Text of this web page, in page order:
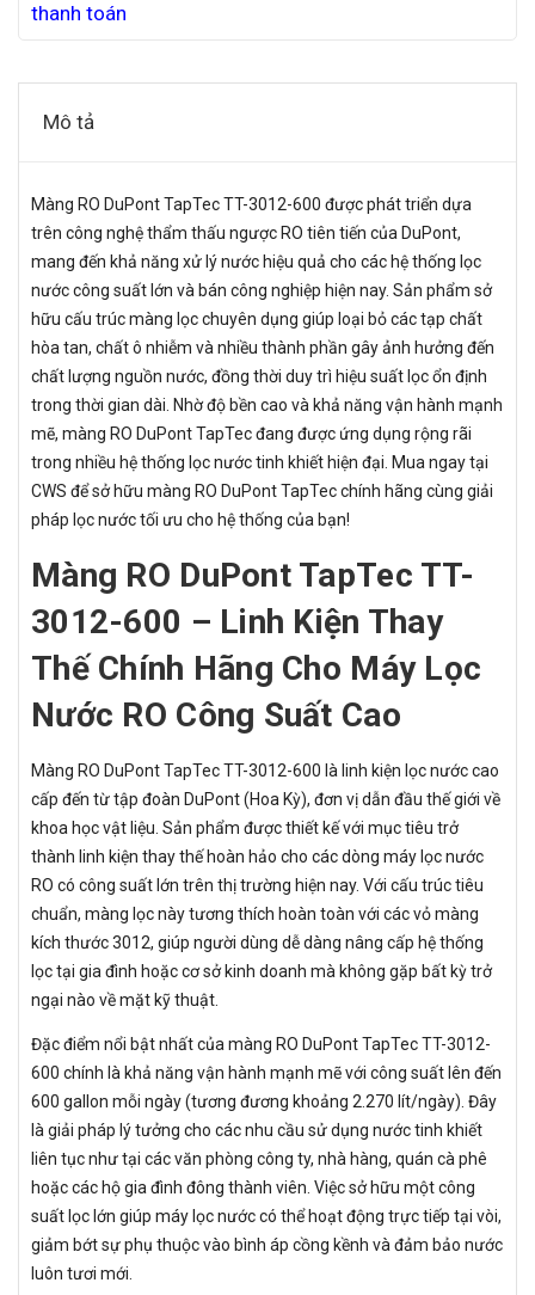
thanh toán
Mô tả
Màng RO DuPont TapTec TT-3012-600 được phát triển dựa
trên công nghệ thẩm thấu ngược RO tiên tiến của DuPont,
mang đến khả năng xử lý nước hiệu quả cho các hệ thống lọc
nước công suất lớn và bán công nghiệp hiện nay. Sản phẩm sở
hữu cấu trúc màng lọc chuyên dụng giúp loại bỏ các tạp chất
hòa tan, chất ô nhiễm và nhiều thành phần gây ảnh hưởng đến
chất lượng nguồn nước, đồng thời duy trì hiệu suất lọc ổn định
trong thời gian dài. Nhờ độ bền cao và khả năng vận hành mạnh
mẽ, màng RO DuPont TapTec đang được ứng dụng rộng rãi
trong nhiều hệ thống lọc nước tinh khiết hiện đại. Mua ngay tại
CWS để sở hữu màng RO DuPont TapTec chính hãng cùng giải
pháp lọc nước tối ưu cho hệ thống của bạn!
Màng RO DuPont TapTec TT-
3012-600 – Linh Kiện Thay
Thế Chính Hãng Cho Máy Lọc
Nước RO Công Suất Cao
Màng RO DuPont TapTec TT-3012-600 là linh kiện lọc nước cao
cấp đến từ tập đoàn DuPont (Hoa Kỳ), đơn vị dẫn đầu thế giới về
khoa học vật liệu. Sản phẩm được thiết kế với mục tiêu trở
thành linh kiện thay thế hoàn hảo cho các dòng máy lọc nước
RO có công suất lớn trên thị trường hiện nay. Với cấu trúc tiêu
chuẩn, màng lọc này tương thích hoàn toàn với các vỏ màng
kích thước 3012, giúp người dùng dễ dàng nâng cấp hệ thống
lọc tại gia đình hoặc cơ sở kinh doanh mà không gặp bất kỳ trở
ngại nào về mặt kỹ thuật.
Đặc điểm nổi bật nhất của màng RO DuPont TapTec TT-3012-
600 chính là khả năng vận hành mạnh mẽ với công suất lên đến
600 gallon mỗi ngày (tương đương khoảng 2.270 lít/ngày). Đây
là giải pháp lý tưởng cho các nhu cầu sử dụng nước tinh khiết
liên tục như tại các văn phòng công ty, nhà hàng, quán cà phê
hoặc các hộ gia đình đông thành viên. Việc sở hữu một công
suất lọc lớn giúp máy lọc nước có thể hoạt động trực tiếp tại vòi,
giảm bớt sự phụ thuộc vào bình áp cồng kềnh và đảm bảo nước
luôn tươi mới.